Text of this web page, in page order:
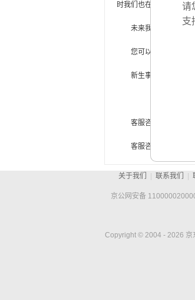
请
支
时我们也在积极和运营
未来我们还有计划推
您可以收藏京东通
新生事物不容易，
客服咨询电话：
客服咨询邮箱：
关于我们 联系我们
京公网安备
Copyright © 2004 - 2026 京